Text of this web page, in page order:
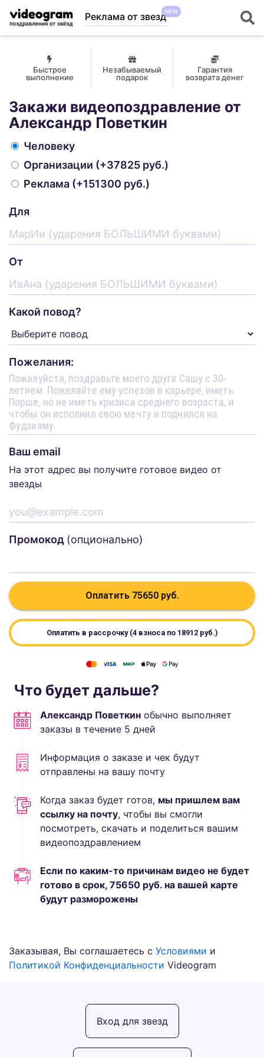
Реклама от звездNEW
Быстрое
выполнение
Незабываемый
подарок
Гарантия
возврата денег
Закажи видеопоздравление от
Александр Поветкин
Человеку
Организации (+37825 руб.)
Реклама (+151300 руб.)
Для
От
Какой повод?
Пожелания:
Ваш email
На этот адрес вы получите готовое видео от
звезды
Промокод (опционально)
Оплатить 75650руб.
Оплатить в рассрочку (4 взноса по 18912руб.)
Что будет дальше?
Александр Поветкин обычно выполняет
заказы в течение 5 дней
Информация о заказе и чек будут
отправлены на вашу почту
Когда заказ будет готов, мы пришлем вам
ссылку на почту, чтобы вы смогли
посмотреть, скачать и поделиться вашим
видеопоздравлением
Если по каким-то причинам видео не будет
готово в срок, 75650 руб. на вашей карте
будут разморожены
Заказывая, Вы соглашаетесь с Условиями и
Политикой Конфиденциальности Videogram
Вход для звезд